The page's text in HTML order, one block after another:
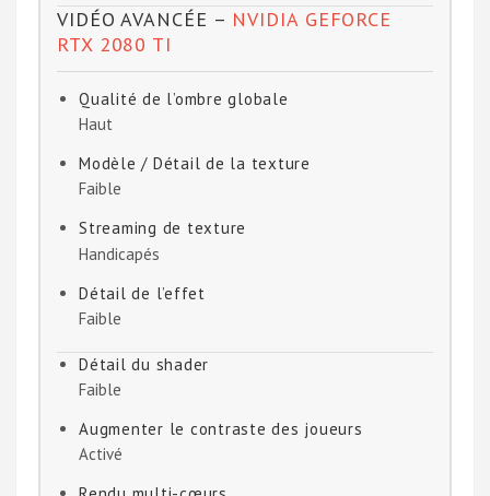
VIDÉO AVANCÉE – NVIDIA GEFORCE
RTX 2080 TI
Qualité de l’ombre globale
Haut
Modèle / Détail de la texture
Faible
Streaming de texture
Handicapés
Détail de l’effet
Faible
Détail du shader
Faible
Augmenter le contraste des joueurs
Activé